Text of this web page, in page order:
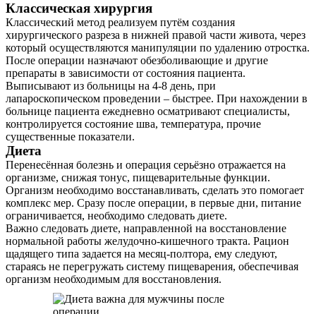
Классическая хирургия
Классический метод реализуем путём создания
хирургического разреза в нижней правой части живота, через
который осуществляются манипуляции по удалению отростка.
После операции назначают обезболивающие и другие
препараты в зависимости от состояния пациента.
Выписывают из больницы на 4-8 день, при
лапароскопическом проведении – быстрее. При нахождении в
больнице пациента ежедневно осматривают специалисты,
контролируется состояние шва, температура, прочие
существенные показатели.
Диета
Перенесённая болезнь и операция серьёзно отражается на
организме, снижая тонус, пищеварительные функции.
Организм необходимо восстанавливать, сделать это помогает
комплекс мер. Сразу после операции, в первые дни, питание
ограничивается, необходимо следовать диете.
Важно следовать диете, направленной на восстановление
нормальной работы желудочно-кишечного тракта. Рацион
щадящего типа задается на месяц-полтора, ему следуют,
стараясь не перегружать систему пищеварения, обеспечивая
организм необходимым для восстановления.